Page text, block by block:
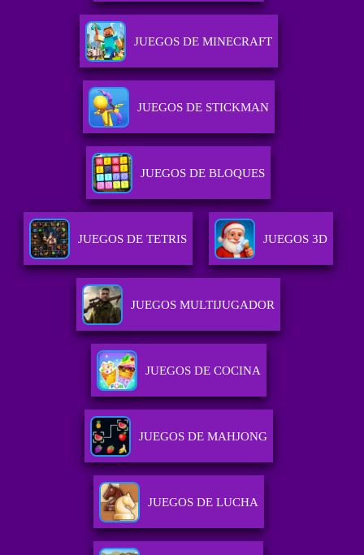
JUEGOS DE MINECRAFT
JUEGOS DE STICKMAN
JUEGOS DE BLOQUES
JUEGOS DE TETRIS JUEGOS 3D
JUEGOS MULTIJUGADOR
JUEGOS DE COCINA
JUEGOS DE MAHJONG
JUEGOS DE LUCHA